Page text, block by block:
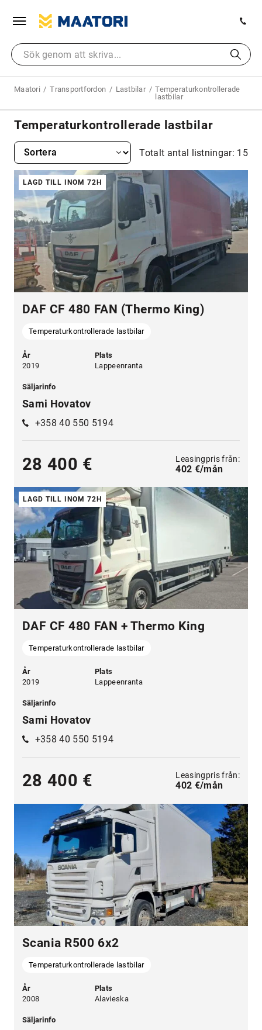
Maatori Transportfordon Lastbilar
Temperaturkontrollerade
lastbilar
Temperaturkontrollerade lastbilar
Totalt antal listningar: 15
LAGD TILL INOM 72H
DAF CF 480 FAN (Thermo King)
Temperaturkontrollerade lastbilar
År
2019
Plats
Lappeenranta
Säljarinfo
Sami Hovatov
+358 40 550 5194
28 400 € Leasingpris från:
402 €/mån
LAGD TILL INOM 72H
DAF CF 480 FAN + Thermo King
Temperaturkontrollerade lastbilar
År
2019
Plats
Lappeenranta
Säljarinfo
Sami Hovatov
+358 40 550 5194
28 400 € Leasingpris från:
402 €/mån
Scania R500 6x2
Temperaturkontrollerade lastbilar
År
2008
Plats
Alavieska
Säljarinfo